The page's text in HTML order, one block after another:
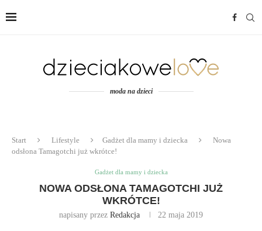
moda na dzieci
Start Lifestyle Gadżet dla mamy i dziecka
Nowa
odsłona Tamagotchi już wkrótce!
Gadżet dla mamy i dziecka
NOWA ODSŁONA TAMAGOTCHI JUŻ
WKRÓTCE!
napisany przez Redakcja 22 maja 2019